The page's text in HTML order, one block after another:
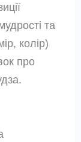
та
колір)
про